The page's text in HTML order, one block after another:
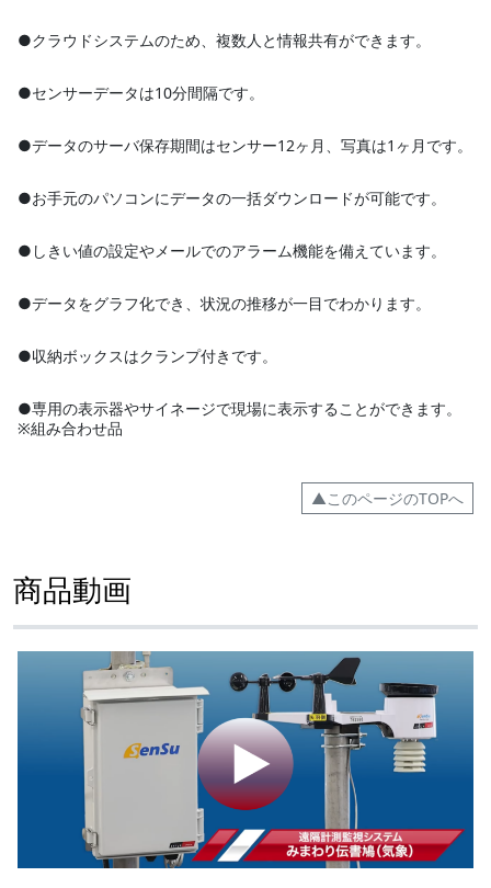
●クラウドシステムのため、複数人と情報共有ができます。
●センサーデータは10分間隔です。
●データのサーバ保存期間はセンサー12ヶ月、写真は1ヶ月です。
●お手元のパソコンにデータの一括ダウンロードが可能です。
●しきい値の設定やメールでのアラーム機能を備えています。
●データをグラフ化でき、状況の推移が一目でわかります。
●収納ボックスはクランプ付きです。
●専用の表示器やサイネージで現場に表示することができます。
※組み合わせ品
▲このページのTOPへ
商品動画